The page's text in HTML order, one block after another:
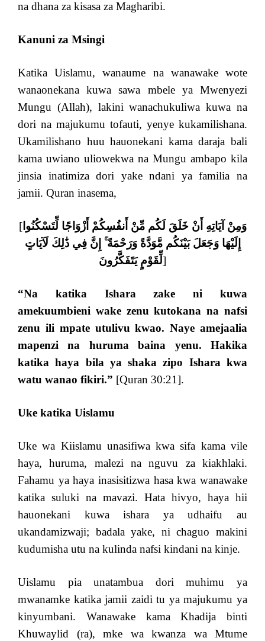
na dhana za kisasa za Magharibi.
Kanuni za Msingi
Katika Uislamu, wanaume na wanawake wote
wanaonekana kuwa sawa mbele ya Mwenyezi
Mungu (Allah), lakini wanachukuliwa kuwa na
dori na majukumu tofauti, yenye kukamilishana.
Ukamilishano huu hauonekani kama daraja bali
kama uwiano uliowekwa na Mungu ambapo kila
jinsia inatimiza dori yake ndani ya familia na
jamii. Quran inasema,
[وَمِنْ آيَاتِهِ أَنْ خَلَقَ لَكُم مِّنْ أَنفُسِكُمْ أَزْوَاجًا لِّتَسْكُنُوا
إِلَيْهَا وَجَعَلَ بَيْنَكُم مَّوَدَّةً وَرَحْمَةً ۚ إِنَّ فِي ذَٰلِكَ لَآيَاتٍ
لِّقَوْمٍ يَتَفَكَّرُونَ]
“Na katika Ishara zake ni kuwa
amekuumbieni wake zenu kutokana na nafsi
zenu ili mpate utulivu kwao. Naye amejaalia
mapenzi na huruma baina yenu. Hakika
katika haya bila ya shaka zipo Ishara kwa
watu wanao fikiri.” [Quran 30:21].
Uke katika Uislamu
Uke wa Kiislamu unasifiwa kwa sifa kama vile
haya, huruma, malezi na nguvu za kiakhlaki.
Fahamu ya haya inasisitizwa hasa kwa wanawake
katika suluki na mavazi. Hata hivyo, haya hii
hauonekani kuwa ishara ya udhaifu au
ukandamizwaji; badala yake, ni chaguo makini
kudumisha utu na kulinda nafsi kindani na kinje.
Uislamu pia unatambua dori muhimu ya
mwanamke katika jamii zaidi tu ya majukumu ya
kinyumbani. Wanawake kama Khadija binti
Khuwaylid (ra), mke wa kwanza wa Mtume